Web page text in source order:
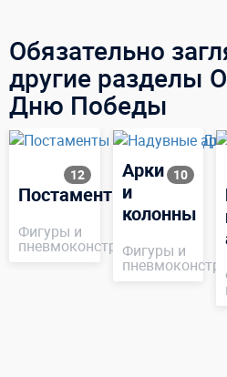
Обязательно
другие разделы
Дню Победы
12
Постаменты
Фигуры и
пневмоконструкции
10
Арки
и
колонны
Фигуры и